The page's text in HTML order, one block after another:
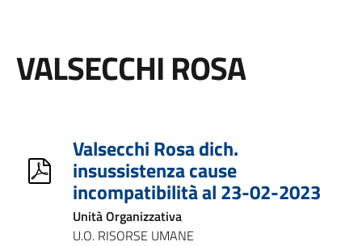
VALSECCHI ROSA
Valsecchi Rosa dich.
insussistenza cause
incompatibilità al 23-02-2023
Unità Organizzativa
U.O. RISORSE UMANE